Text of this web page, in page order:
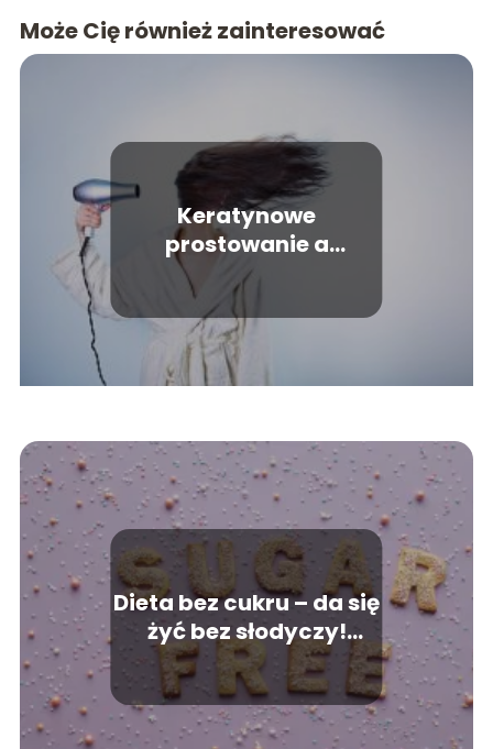
Może Cię również zainteresować
Keratynowe
prostowanie a
farbowanie
Dieta bez cukru – da się
żyć bez słodyczy!
Potrawy z
wykluczeniem cukrów